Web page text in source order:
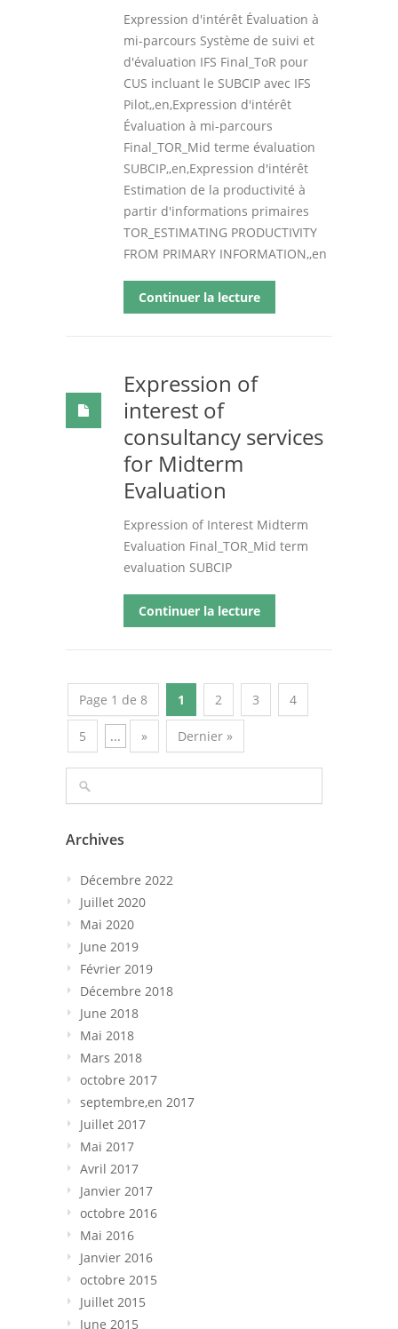
Expression d'intérêt Évaluation à
mi-parcours Système de suivi et
d'évaluation IFS Final_ToR pour
CUS incluant le SUBCIP avec IFS
Pilot,,en,Expression d'intérêt
Évaluation à mi-parcours
Final_TOR_Mid terme évaluation
SUBCIP,,en,Expression d'intérêt
Estimation de la productivité à
partir d'informations primaires
TOR_ESTIMATING PRODUCTIVITY
FROM PRIMARY INFORMATION,,en
Continuer la lecture
Expression of
interest of
consultancy services
for Midterm
Evaluation
Expression of Interest Midterm
Evaluation Final_TOR_Mid term
evaluation SUBCIP
Continuer la lecture
Page 1 de 8 1 2 3 4
5 ... » Dernier »
Archives
Décembre 2022
Juillet 2020
Mai 2020
June 2019
Février 2019
Décembre 2018
June 2018
Mai 2018
Mars 2018
octobre 2017
septembre,en 2017
Juillet 2017
Mai 2017
Avril 2017
Janvier 2017
octobre 2016
Mai 2016
Janvier 2016
octobre 2015
Juillet 2015
June 2015